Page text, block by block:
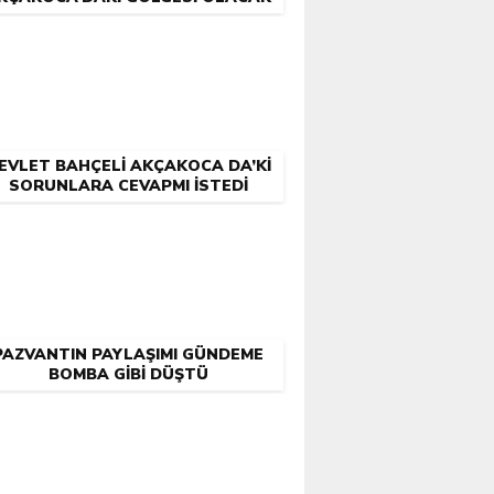
BAHÇELI AKÇAKOCA DA’KI
SORUNLARA CEVAPMI İSTEDI
PAYLAŞIMI GÜNDEME
BOMBA GİBİ DÜŞTÜ